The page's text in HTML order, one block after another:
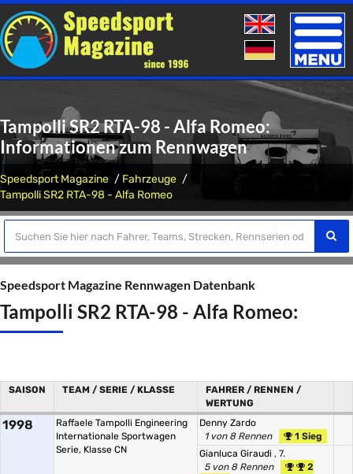
Toggle
Tampolli SR2 RTA-98 - Alfa Romeo:
Informationen zum Rennwagen
Speedsport Magazine
Fahrzeuge
Tampolli SR2 RTA-98 - Alfa Romeo
Speedsport Magazine Rennwagen Datenbank
Tampolli SR2 RTA-98 - Alfa Romeo:
SAISON TEAM / SERIE / KLASSE
FAHRER / RENNEN /
WERTUNG
1998
Raffaele Tampolli Engineering
Internationale Sportwagen
Serie, Klasse CN
Denny Zardo
1 von 8 Rennen
1 Sieg
Gianluca Giraudi , 7.
5 von 8 Rennen
2